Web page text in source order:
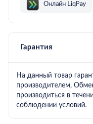
Онлайн LiqPay
Гарантия
На данный товар гарантия не предусмотрена
производителем,
производиться в
соблюдении условий.